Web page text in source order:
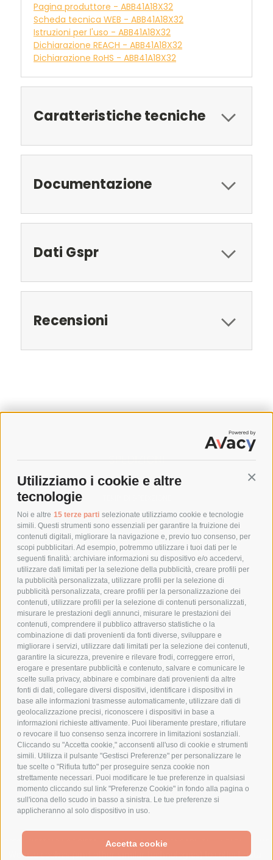
Utilizziamo i cookie e altre
tecnologie
Noi e altre 15 terze parti selezionate utilizziamo cookie e tecnologie
simili. Questi strumenti sono essenziali per garantire la fruizione dei
contenuti digitali, migliorare la navigazione e, previo tuo consenso, per
scopi pubblicitari. Ad esempio, potremmo utilizzare i tuoi dati per le
seguenti finalità: archiviare informazioni su dispositivo e/o accedervi,
utilizzare dati limitati per la selezione della pubblicità, creare profili per
la pubblicità personalizzata, utilizzare profili per la selezione di
pubblicità personalizzata, creare profili per la personalizzazione dei
contenuti, utilizzare profili per la selezione di contenuti personalizzati,
misurare le prestazioni degli annunci, misurare le prestazioni dei
contenuti, comprendere il pubblico attraverso statistiche o la
combinazione di dati provenienti da fonti diverse, sviluppare e
migliorare i servizi, utilizzare dati limitati per la selezione dei contenuti,
garantire la sicurezza, prevenire e rilevare frodi, correggere errori,
erogare e presentare pubblicità e contenuto, salvare e comunicare le
scelte sulla privacy, abbinare e combinare dati provenienti da altre
fonti di dati, collegare diversi dispositivi, identificare i dispositivi in
base alle informazioni trasmesse automaticamente, utilizzare dati di
geolocalizzazione precisi, riconoscere i dispositivi in base a
informazioni richieste attivamente. Puoi liberamente prestare, rifiutare
o revocare il tuo consenso senza incorrere in limitazioni sostanziali.
Cliccando su "Accetta cookie," acconsenti all'uso di cookie e strumenti
simili. Utilizza il pulsante "Gestisci Preferenze" per personalizzare le
tue scelte o "Rifiuta tutto" per proseguire senza cookie non
strettamente necessari. Puoi modificare le tue preferenze in qualsiasi
momento cliccando sul link "Preferenze Cookie" in fondo alla pagina o
sull'icona dello scudo in basso a sinistra. Le tue preferenze si
applicheranno al solo dispositivo in uso.
Accetta cookie
Pagina produttore - ABB41A18X32
Scheda tecnica WEB - ABB41A18X32
Istruzioni per l'uso - ABB41A18X32
Dichiarazione REACH - ABB41A18X32
Dichiarazione RoHS - ABB41A18X32
Caratteristiche tecniche
Documentazione
Dati Gspr
Recensioni
SPEDIZIONI
COSTI DI SPEDIZIONE
POLITICA DI RESO
POLICY
PRIVACY POLICY
COOKIE POLICY
PAGAMENTI SICURI
AZIENDA
CHI SIAMO
MARCHI TRATTATI
CONDOMINI
Bonifico
Bancario
SPESA ELETTRICA SOCIETA CONSORTILE A RESPONSABILITA LIMITATA - VIALE
MILANOFIORI, STRADA 4 - PALAZZO A5 20057, ASSAGO MILANO - PARTITA IVA
We use cookies (and other similar technologies) to collect data